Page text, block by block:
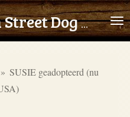
Rudozem Street Dog Rescue
» SUSIE geadopteerd (nu